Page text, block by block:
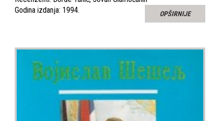
Godina izdanja: 1994.
OPŠIRNIJE